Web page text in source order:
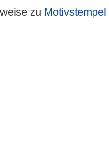
zu Motivstempel